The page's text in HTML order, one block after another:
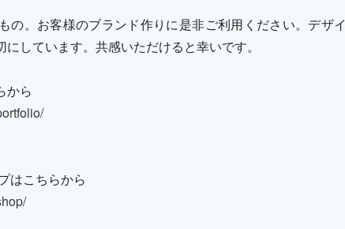
の。お客様のブランド作りに是非ご利用ください。デザイ
しています。共感いただけると幸いです。
から
はこちらから